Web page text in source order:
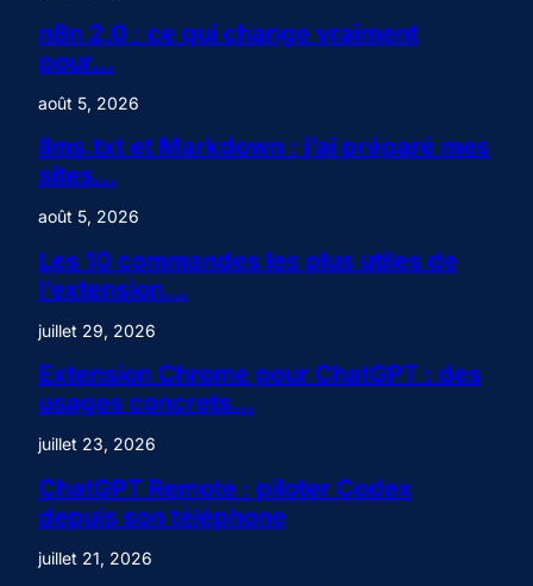
n8n 2.0 : ce qui change vraiment
pour…
août 5, 2026
llms.txt et Markdown : j’ai préparé mes
sites…
août 5, 2026
Les 10 commandes les plus utiles de
l’extension…
juillet 29, 2026
Extension Chrome pour ChatGPT : des
usages concrets…
juillet 23, 2026
ChatGPT Remote : piloter Codex
depuis son téléphone
juillet 21, 2026